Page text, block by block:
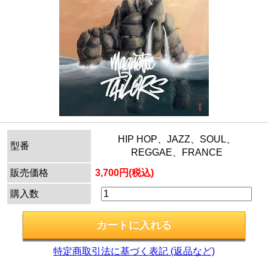
型番
HIP HOP、JAZZ、SOUL、
REGGAE、FRANCE
販売価格
3,700円(税込)
購入数
特定商取引法に基づく表記 (返品など)